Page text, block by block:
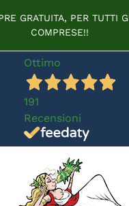
GRATUITA, PER TUTTI
COMPRESE!!
Ottimo
191
Recensioni